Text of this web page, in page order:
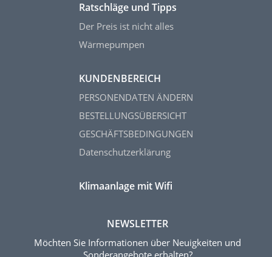
Ratschläge und Tipps
Der Preis ist nicht alles
Wärmepumpen
KUNDENBEREICH
PERSONENDATEN ÄNDERN
BESTELLUNGSÜBERSICHT
GESCHÄFTSBEDINGUNGEN
Datenschutzerklärung
Klimaanlage mit Wifi
NEWSLETTER
Möchten Sie Informationen über Neuigkeiten und